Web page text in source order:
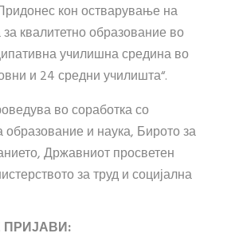
кон остварување на
квалитетно образование во
училишна средина во
и 24 средни училишта“.
во соработка со
образование и наука, Бирото за
Државниот просветен
за труд и социјална
ПРИЈАВИ: